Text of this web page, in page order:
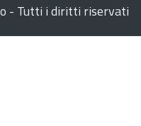
- Tutti i diritti riservati